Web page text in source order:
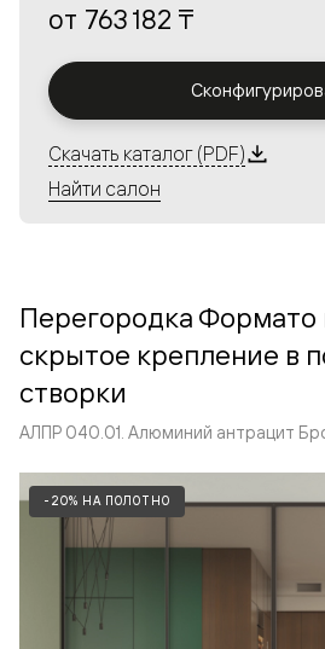
а большой выбор вставок из
решения в интерьере и
Алюминиевые перегородки
с алюминиевыми дверьми и
алюминиевых перегородок и
со стеновыми панелями
от 763 182 ₸
Скачать каталог (PDF)
Найти салон
Перегородка Формато
скрытое крепление в
створки
АЛПР 040.01. Алюминий антрацит
-20% НА ПОЛОТНО